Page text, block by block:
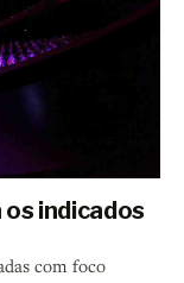
os indicados
com foco